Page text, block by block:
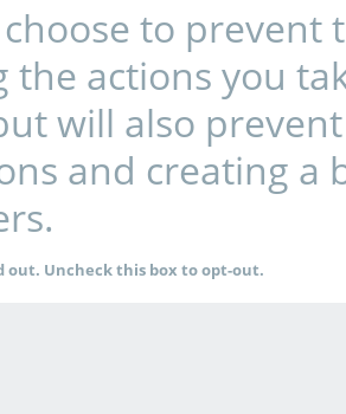
to
the actions you
will also
and creating a
out. Uncheck this box to opt-out.